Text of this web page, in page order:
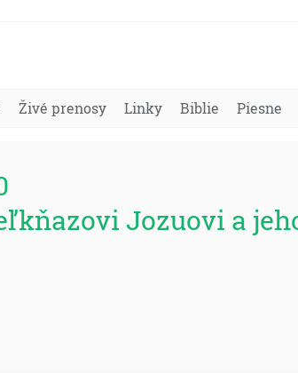
Živé prenosy Linky Biblie Piesne
Jozuovi a